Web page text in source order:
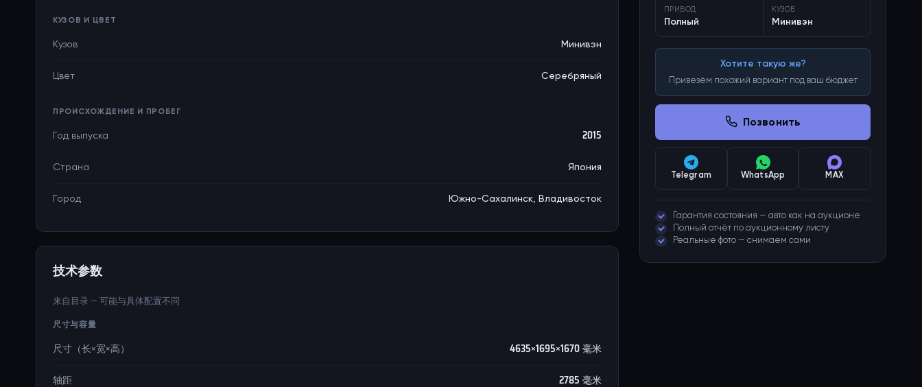
ПРИВОД
Полный
КУЗОВ
Минивэн
Хотите такую же?
Привезём похожий вариант под ваш бюджет
Позвонить
Telegram WhatsApp MAX
Гарантия состояния — авто как на аукционе
Полный отчёт по аукционному листу
Реальные фото — снимаем сами
КУЗОВ И ЦВЕТ
Кузов Минивэн
Цвет Серебряный
ПРОИСХОЖДЕНИЕ И ПРОБЕГ
Год выпуска 2015
Страна Япония
Город Южно-Сахалинск, Владивосток
技术参数
来自目录 — 可能与具体配置不同
尺寸与容量
尺寸（长×宽×高） 4635×1695×1670 毫米
轴距 2785 毫米